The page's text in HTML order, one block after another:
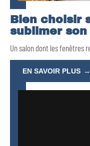
Bien choisir
sublimer son
Un salon dont les fenêtres
EN SAVOIR PLUS